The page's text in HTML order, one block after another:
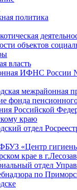
политика
объектов
власть
ИФНС России
межрайонная
фонда
Российской
краю
отдел
«Центр
крае в
отдел
по